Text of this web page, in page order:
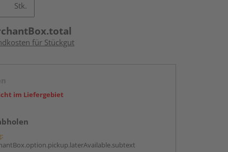
Stk.
für Stückgut
im Liefergebiet